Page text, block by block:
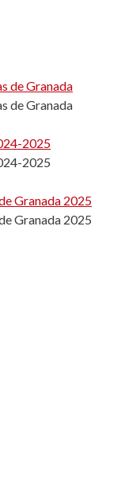
de Granada
de Granada
2025
2025
Granada 2025
Granada 2025